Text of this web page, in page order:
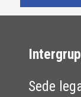
Sede